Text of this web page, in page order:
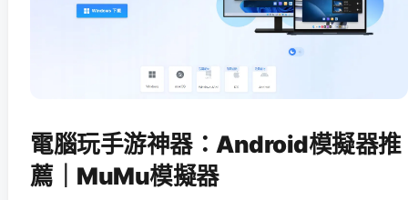
電腦玩手游神器：Android模擬器推
薦｜MuMu模擬器